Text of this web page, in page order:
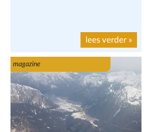
lees verder »
magazine